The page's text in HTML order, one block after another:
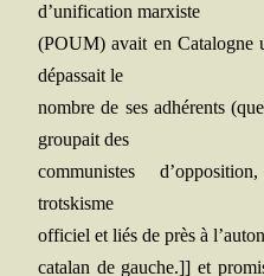
d’unification marxiste
(POUM) avait en Cata­logne
dépas­sait le
nombre de ses adhé­rents
grou­pait des
com­mu­nistes
trotskisme
offi­ciel et liés de près à
cata­lan de gauche.]] et